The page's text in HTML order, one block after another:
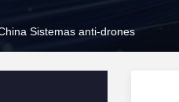
Sistemas anti-drones